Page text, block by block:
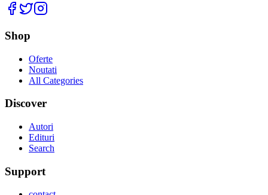
Facebook
Twitter
Shop
Oferte
Noutati
All Categories
Discover
Autori
Edituri
Search
Support